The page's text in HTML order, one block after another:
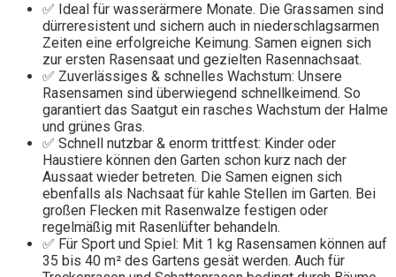
✅ Ideal für wasserärmere Monate. Die Grassamen sind
dürreresistent und sichern auch in niederschlagsarmen
Zeiten eine erfolgreiche Keimung. Samen eignen sich
zur ersten Rasensaat und gezielten Rasennachsaat.
✅ Zuverlässiges & schnelles Wachstum: Unsere
Rasensamen sind überwiegend schnellkeimend. So
garantiert das Saatgut ein rasches Wachstum der Halme
und grünes Gras.
✅ Schnell nutzbar & enorm trittfest: Kinder oder
Haustiere können den Garten schon kurz nach der
Aussaat wieder betreten. Die Samen eignen sich
ebenfalls als Nachsaat für kahle Stellen im Garten. Bei
großen Flecken mit Rasenwalze festigen oder
regelmäßig mit Rasenlüfter behandeln.
✅ Für Sport und Spiel: Mit 1 kg Rasensamen können auf
35 bis 40 m² des Gartens gesät werden. Auch für